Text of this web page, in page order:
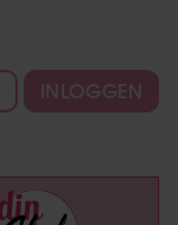
INLOGGEN